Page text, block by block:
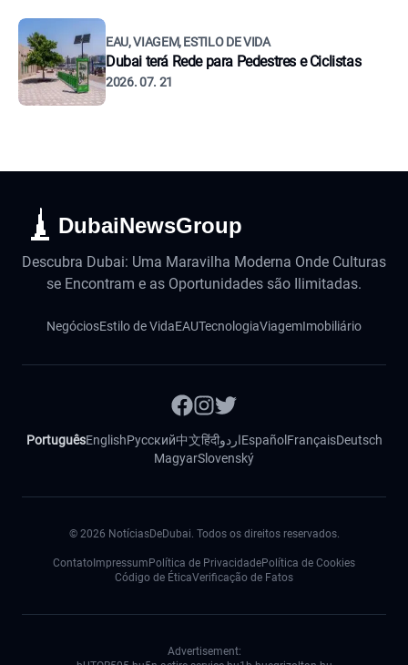
EAU, VIAGEM, ESTILO DE VIDA
Dubai terá Rede para Pedestres e Ciclistas
2026. 07. 21
DubaiNewsGroup
Descubra Dubai: Uma Maravilha Moderna Onde Culturas
se Encontram e as Oportunidades são Ilimitadas.
NegóciosEstilo de VidaEAUTecnologiaViagemImobiliário
PortuguêsEnglishРусский中文हिंदीاردوEspañol FrançaisDeutsch
MagyarSlovenský
© 2026 NotíciasDeDubai. Todos os direitos reservados.
Contato Impressum Política de PrivacidadePolítica de Cookies
Código de ÉticaVerificação de Fatos
Advertisement: